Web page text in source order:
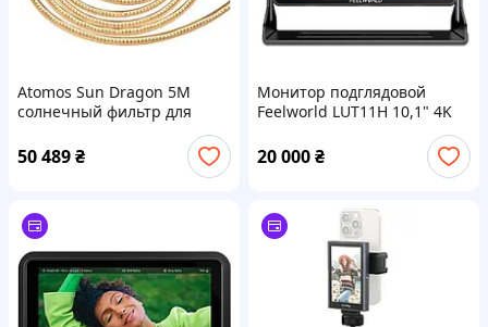
Atomos Sun Dragon 5M
солнечный фильтр для
50 489₴
Монитор подглядовой
Feelworld LUT11H 10,1" 4K
20 000₴